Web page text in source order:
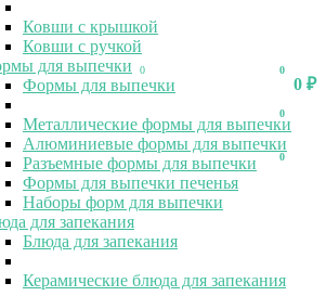
0
0 ₽
0
0
0
Ковши с крышкой
Ковши с ручкой
для выпечки
Формы для выпечки
Металлические формы для выпечки
Алюминиевые формы для выпечки
Разъемные формы для выпечки
Формы для выпечки печенья
Наборы форм для выпечки
для запекания
Блюда для запекания
Керамические блюда для запекания